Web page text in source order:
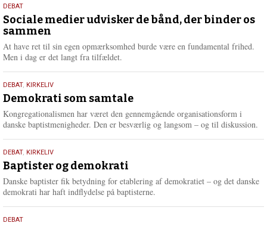
18.
maj
2026
DEBAT
Sociale medier udvisker de bånd, der binder os
sammen
At have ret til sin egen opmærksomhed burde være en fundamental frihed.
Men i dag er det langt fra tilfældet.
18.
maj
2026
DEBAT, KIRKELIV
Demokrati som samtale
Kongregationalismen har været den gennemgående organisationsform i
danske baptistmenigheder. Den er besværlig og langsom – og til diskussion.
18.
maj
2026
DEBAT, KIRKELIV
Baptister og demokrati
Danske baptister fik betydning for etablering af demokratiet – og det danske
demokrati har haft indflydelse på baptisterne.
18.
DEBAT